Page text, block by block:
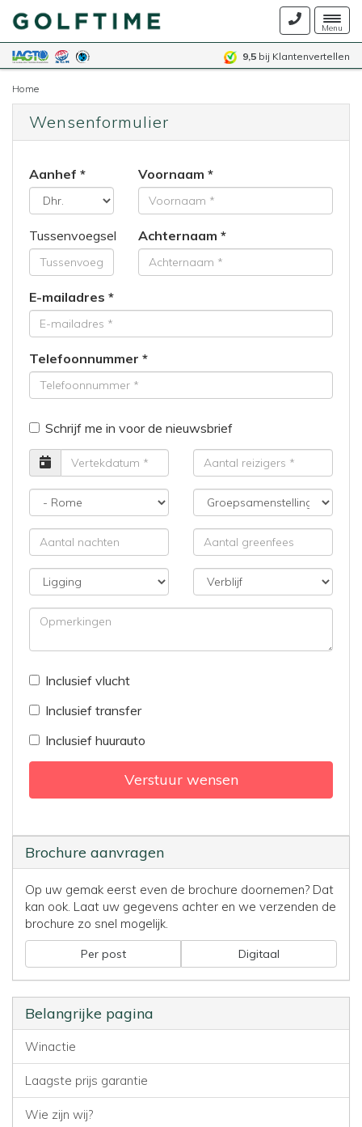
Menu
9,5 bij Klantenvertellen
Home
Wensenformulier
Aanhef Voornaam
Tussenvoegsel Achternaam
E-mailadres
Telefoonnummer
Schrijf me in voor de nieuwsbrief
Vertrekdatum
Aantal
reizigers
Bestemming
Groepsamenstelling
Aantal
nachten
Aantal
greenfees
Ligging
Verblijf
Opmerkingen
Inclusief vlucht
Inclusief transfer
Inclusief huurauto
Verstuur wensen
Brochure aanvragen
Op uw gemak eerst even de brochure doornemen? Dat
kan ook. Laat uw gegevens achter en we verzenden de
brochure zo snel mogelijk.
Per post Digitaal
Belangrijke pagina
Winactie
Laagste prijs garantie
Wie zijn wij?